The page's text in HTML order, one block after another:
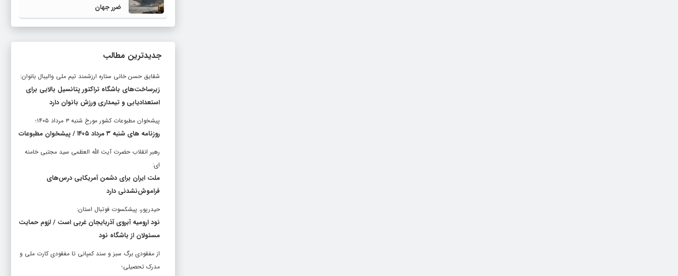
ضرر جهان
جدیدترین مطالب
شقایق حسن خانی ستاره ارزشمند تیم ملی والیبال بانوان:
زیرساخت‌های باشگاه تراکتور پتانسیل بالایی برای
استعدادیابی و تیمداری ورزش بانوان دارد
پیشخوان مطبوعات کشور مورخ شنبه ۳ مرداد ۱۴۰۵؛
روزنامه های شنبه ۳ مرداد ۱۴۰۵ / پیشخوان مطبوعات
رهبر انقلاب حضرت آیت الله العظمی سید مجتبی خامنه
ای:
ملت ایران برای دشمن آمریکایی درس‌های
فراموش‌نشدنی دارد
حیدرپور، پیشکسوت فوتبال استان:
نود ارومیه آبروی آذربایجان غربی است / لزوم حمایت
مسئولان از باشگاه نود
از مفقودی برگ سبز و سند کمپانی تا مفقودی کارت ملی و
مدرک تحصیلی؛